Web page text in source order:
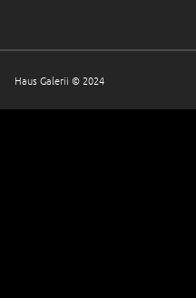
Haus Galerii © 2024